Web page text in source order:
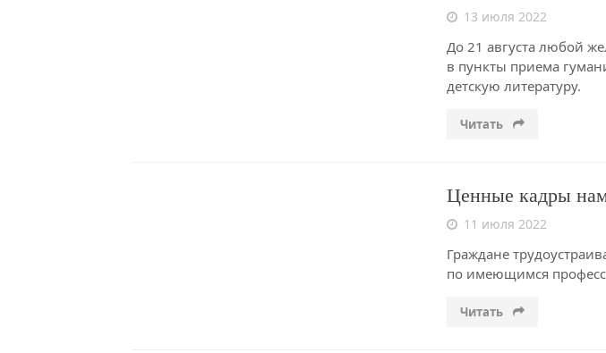
13 июля 2022
До 21 августа любой
в пункты приема
детскую литературу.
Читать
Ценные кадры
11 июля 2022
Граждане
по имеющимся
Читать